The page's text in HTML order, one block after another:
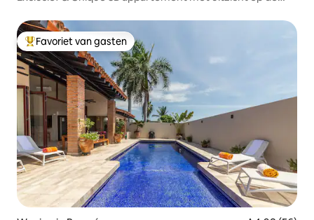
Topfavoriet van gasten
Favoriet van gasten